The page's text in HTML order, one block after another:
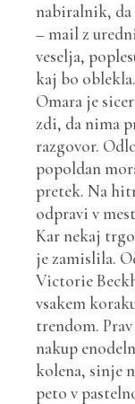
nabiralnik, da
– mail z
veselja,
kaj bo oblekla.
Omara je
zdi, da nima
razgovor.
popoldan
pretek. Na
odpravi v
Kar nekaj
je zamislila.
Victorie
vsakem
trendom.
nakup
kolena, sinje
peto v